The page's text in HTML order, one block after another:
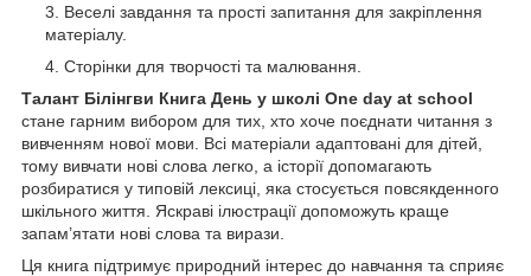
Веселі завдання та прості запитання для закріплення
матеріалу.
Сторінки для творчості та малювання.
Талант Білінгви Книга День у школі One day at school
стане гарним вибором для тих, хто хоче поєднати читання з
вивченням нової мови. Всі матеріали адаптовані для дітей,
тому вивчати нові слова легко, а історії допомагають
розбиратися у типовій лексиці, яка стосується повсякденного
шкільного життя. Яскраві ілюстрації допоможуть краще
запам’ятати нові слова та вирази.
Ця книга підтримує природний інтерес до навчання та сприяє